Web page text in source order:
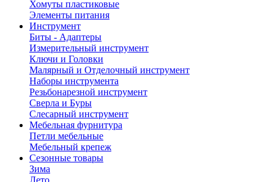
Хомуты пластиковые
Элементы питания
Инструмент
Биты - Адаптеры
Измерительный инструмент
Ключи и Головки
Малярный и Отделочный инструмент
Наборы инструмента
Резьбонарезной инструмент
Сверла и Буры
Слесарный инструмент
Мебельная фурнитура
Петли мебельные
Мебельный крепеж
Сезонные товары
Зима
Лето